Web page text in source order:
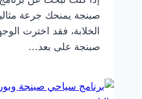
صبنجة يمنحك جرعة
الخلابة، فقد اخترت
صبنجة على بعد…